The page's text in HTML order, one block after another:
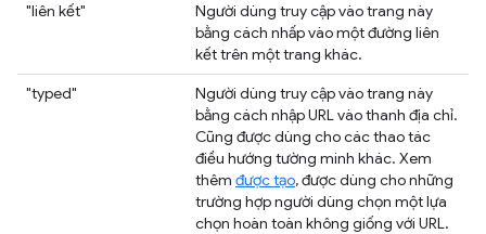
"liên kết"
Người dùng truy cập vào trang này
bằng cách nhấp vào một đường liên
kết trên một trang khác.
"typed"
Người dùng truy cập vào trang này
bằng cách nhập URL vào thanh địa chỉ.
Cũng được dùng cho các thao tác
điều hướng tường minh khác. Xem
thêm được tạo, được dùng cho những
trường hợp người dùng chọn một lựa
chọn hoàn toàn không giống với URL.